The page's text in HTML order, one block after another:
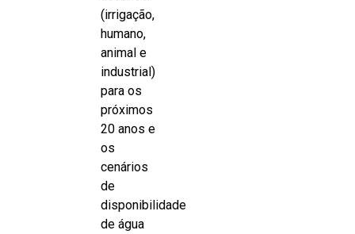
(irrigação,
humano,
animal e
industrial)
para os
próximos
20 anos e
os
cenários
de
disponibilidade
de água